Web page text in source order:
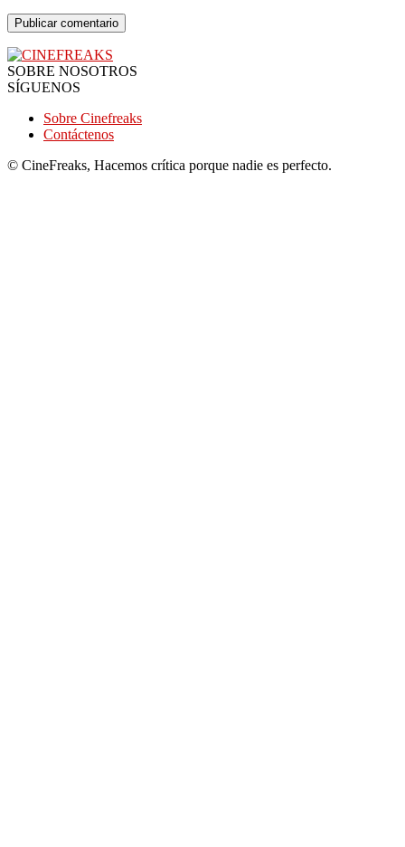
SOBRE NOSOTROS
SÍGUENOS
Sobre Cinefreaks
Contáctenos
© CineFreaks, Hacemos crítica porque nadie es perfecto.